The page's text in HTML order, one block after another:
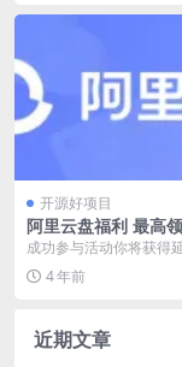
开源好项目
阿里云盘福利 最高
量和延期卡福利
成功参与活动你将获得
50TB容量、专属粉丝福
认证、订阅功能...
4 年前
近期文章